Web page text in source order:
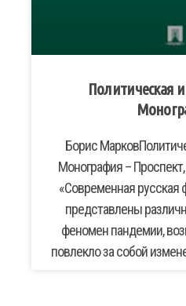
Политическая
Борис
Монография –
«Современная русская
представлены
феномен пандемии,
повлекло за собой